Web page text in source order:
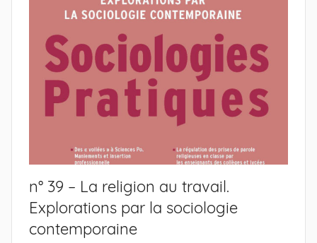
n° 39 – La religion au travail.
Explorations par la sociologie
contemporaine